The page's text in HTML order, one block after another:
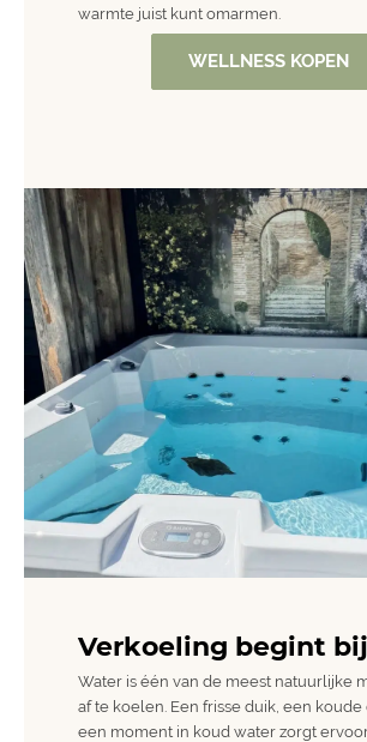
warmte juist kunt omarmen.
WELLNESS KOPEN
Verkoeling begint
Water is één van de meest natuurlijke
af te koelen. Een frisse duik, een
een moment in koud water zorgt